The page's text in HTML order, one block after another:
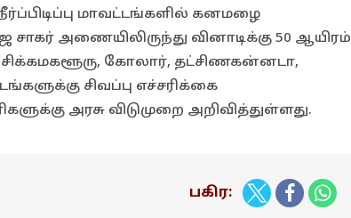
மாவட்டங்களில் கனமழை
அணையிலிருந்து வினாடிக்கு 50 ஆயிரம்
சிக்கமகளூரு, கோலார், தட்சிணகன்னடா,
சிவப்பு எச்சரிக்கை
அரசு விடுமுறை அறிவித்துள்ளது.
பகிர: